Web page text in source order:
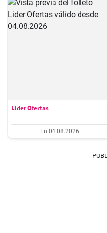
Lider Ofertas
En 04.08.2026